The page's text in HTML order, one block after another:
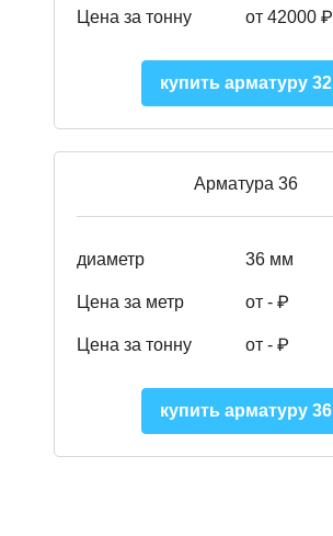
Цена за тонну от 42000 ₽
купить арматуру 32
Арматура 36
диаметр 36 мм
Цена за метр от - ₽
Цена за тонну от - ₽
купить арматуру 36